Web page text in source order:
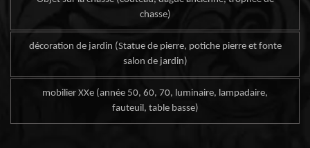
chasse)
décoration de jardin (Statue de pierre, potiche pierre et fonte
salon de jardin)
mobilier XXe (année 50, 60, 70, luminaire, lampadaire,
fauteuil, table basse)